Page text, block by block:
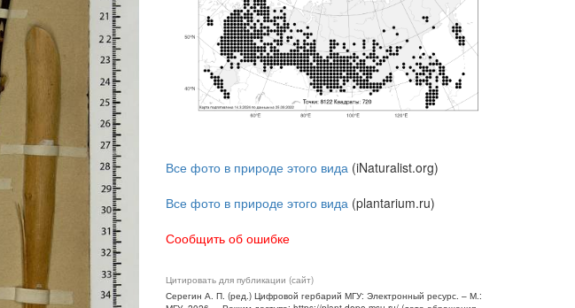
Все фото в природе этого вида (iNaturalist.org)
Все фото в природе этого вида (plantarium.ru)
Сообщить об ошибке
Цитировать для публикации (сайт)
Серегин А. П. (ред.) Цифровой гербарий МГУ: Электронный ресурс. – М.: